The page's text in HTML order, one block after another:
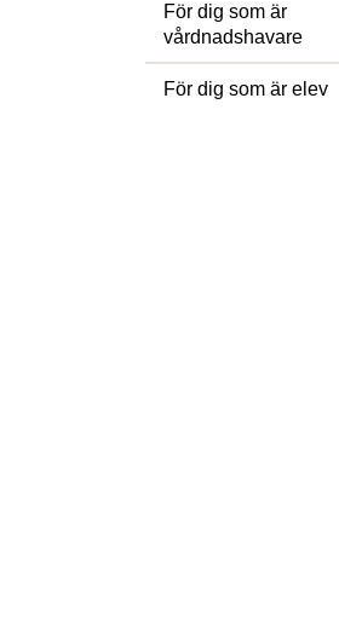
För dig som är
vårdnadshavare
För dig som är elev